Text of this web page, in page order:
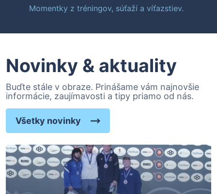
Momentky z tréningov, súťaží a víťazstiev.
Novinky & aktuality
Buďte stále v obraze. Prinášame vám najnovšie
informácie, zaujímavosti a tipy priamo od nás.
Všetky novinky